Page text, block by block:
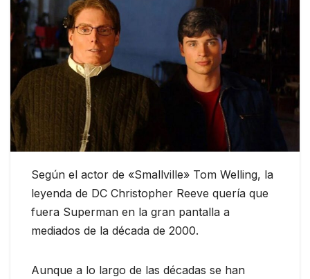
Según el actor de «Smallville» Tom Welling, la
leyenda de DC Christopher Reeve quería que
fuera Superman en la gran pantalla a
mediados de la década de 2000.
Aunque a lo largo de las décadas se han